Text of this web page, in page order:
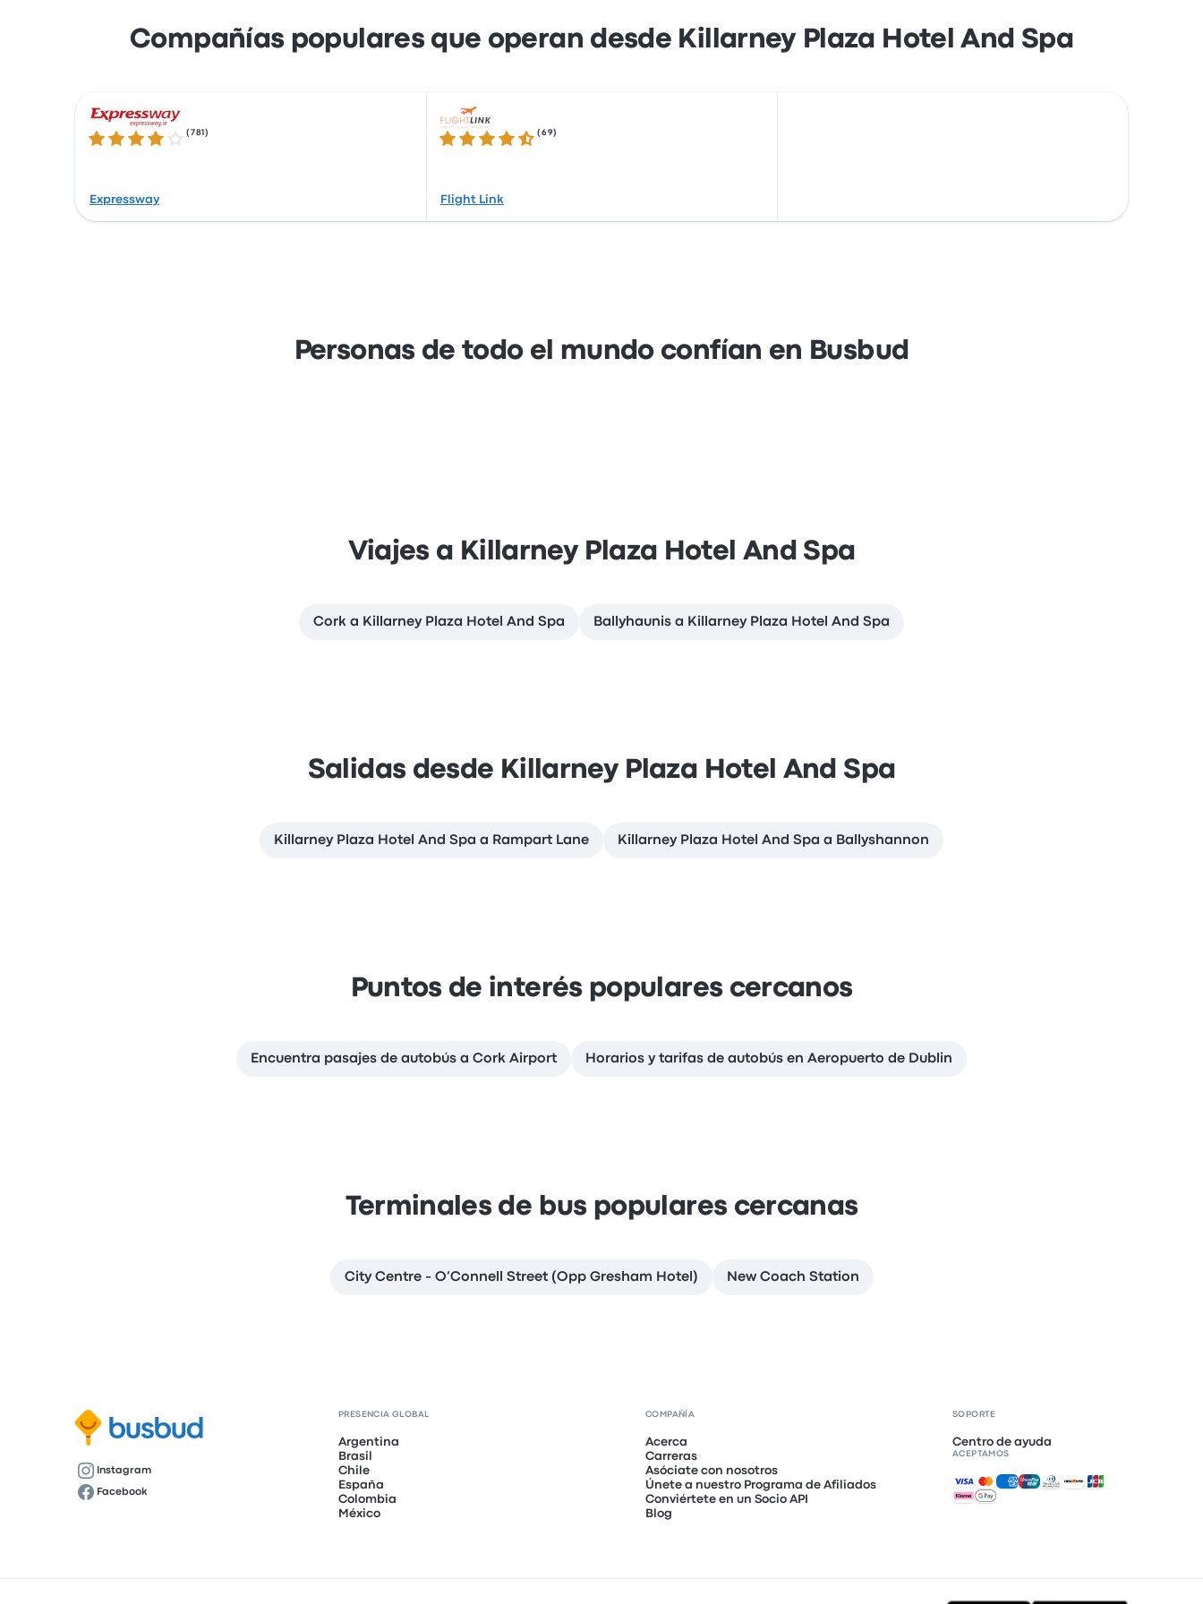
Compañías populares que operan desde Killarney Plaza Hotel And Spa
3.8 de 5 estrellas
( 781 )
Expressway
4.4 de 5 estrellas
( 69 )
Flight Link
Personas de todo el mundo confían en Busbud
Viajes a Killarney Plaza Hotel And Spa
Cork a Killarney Plaza Hotel And Spa Ballyhaunis a Killarney Plaza Hotel And Spa
Salidas desde Killarney Plaza Hotel And Spa
Killarney Plaza Hotel And Spa a Rampart Lane Killarney Plaza Hotel And Spa a Ballyshannon
Puntos de interés populares cercanos
Encuentra pasajes de autobús a Cork Airport Horarios y tarifas de autobús en Aeropuerto de Dublin
Terminales de bus populares cercanas
City Centre - O’Connell Street (Opp Gresham Hotel) New Coach Station
Instagram
Facebook
PRESENCIA GLOBAL
Argentina
Brasil
Chile
España
Colombia
México
COMPAÑÍA
Acerca
Carreras
Asóciate con nosotros
Únete a nuestro Programa de Afiliados
Conviértete en un Socio API
Blog
SOPORTE
Centro de ayuda
ACEPTAMOS
Pagos aceptados